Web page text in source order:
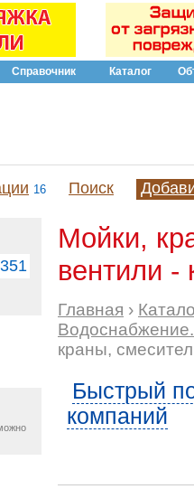
Справочник Каталог
16 Поиск
Мойки,
вентили -
Главная ›
краны,
Быстрый
компаний